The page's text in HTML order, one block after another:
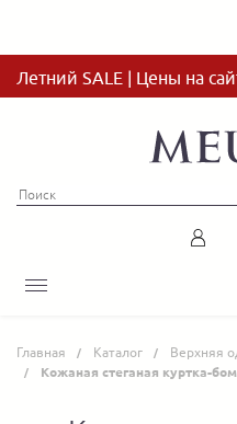
Летний SALE | Цены на
Главная Каталог Верхняя
Кожаная стеганая куртка-